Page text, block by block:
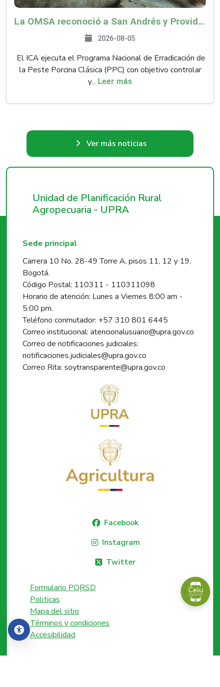
Accesibilidad
La OMSA reconoció a San Andrés y Providencia como zona libre de Peste Porcina Clásica (PPC)
2026-08-05
El ICA ejecuta el Programa Nacional de Erradicación de
la Peste Porcina Clásica (PPC) con objetivo controlar
y... Leer más
Ver más noticias
Unidad de Planificación Rural
Agropecuaria - UPRA
Sede principal
Carrera 10 No. 28-49 Torre A, pisos 11, 12 y 19,
Bogotá.
Código Postal: 110311 - 110311098
Horario de atención: Lunes a Viernes 8:00 am -
5:00 pm.
Teléfono conmutador: +57 310 801 6445
Correo institucional: atencionalusuario@upra.gov.co
Correo de notificaciones judiciales:
notificaciones.judiciales@upra.gov.co
Correo Rita: soytransparente@upra.gov.co
Facebook
Instagram
Twitter
Formulario PQRSD
Politicas
Mapa del sitio
Términos y condiciones
Accesibilidad